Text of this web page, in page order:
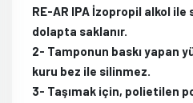
RE-AR IPA İzopropil alkol ile
dolapta saklanır.
2- Tamponun baskı yapan
kuru bez ile silinmez.
3- Taşımak için, polietilen